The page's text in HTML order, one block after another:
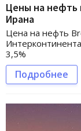
Цены на нефть
Ирана
Цена на нефть
3,5%
Подробнее